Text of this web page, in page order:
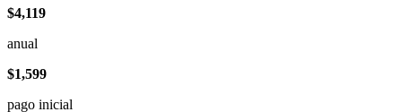
$4,119
anual
$1,599
pago inicial